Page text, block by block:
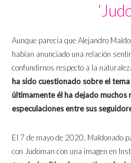
Aunque parecía que Alejandro
habían anunciado una relación
confundirnos respecto a la
ha sido cuestionado sobre el
últimamente él ha dejado muchos
especulaciones entre sus
El 7 de mayo de 2020, Maldonado
con Judoman con una imagen en